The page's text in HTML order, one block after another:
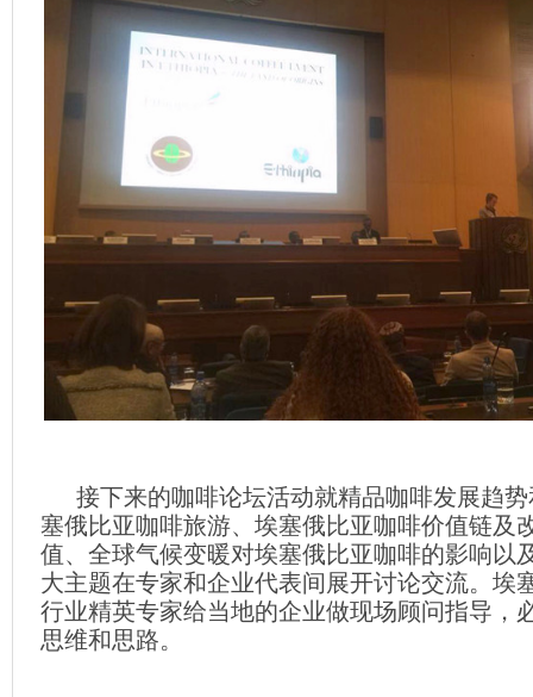
接下来的咖啡论坛活动就精品咖啡发展趋势
塞俄比亚咖啡旅游、埃塞俄比亚咖啡价值链及
值、全球气候变暖对埃塞俄比亚咖啡的影响以
大主题在专家和企业代表间展开讨论交流。埃
行业精英专家给当地的企业做现场顾问指导，
思维和思路。